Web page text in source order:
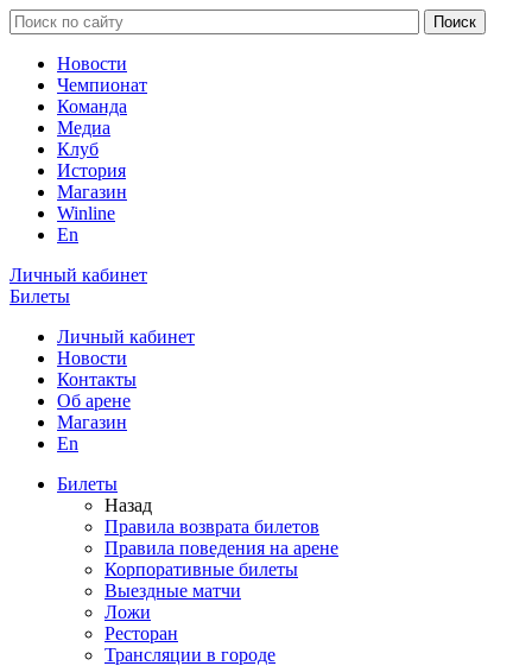
Новости
Чемпионат
Команда
Медиа
Клуб
История
Магазин
Winline
En
Личный кабинет
Билеты
Личный кабинет
Новости
Контакты
Об арене
Магазин
En
Билеты
Назад
Правила возврата билетов
Правила поведения на арене
Корпоративные билеты
Выездные матчи
Ложи
Ресторан
Трансляции в городе